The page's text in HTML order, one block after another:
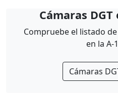
Cámaras DGT
Compruebe el listado
en la A-
Cámaras